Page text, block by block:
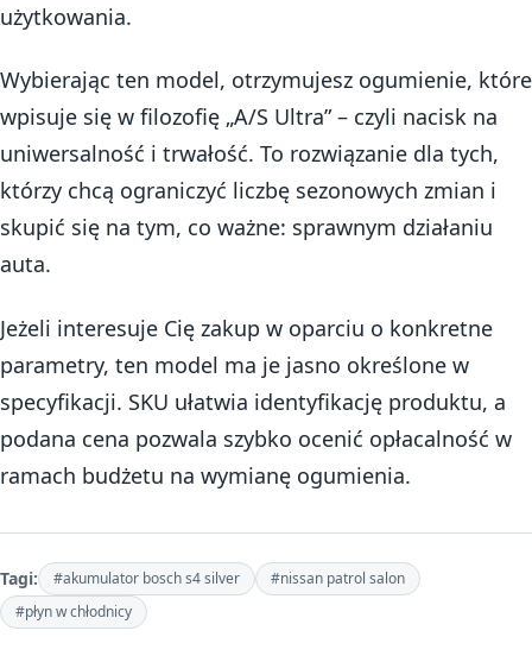
użytkowania.
Wybierając ten model, otrzymujesz ogumienie, które
wpisuje się w filozofię „A/S Ultra” – czyli nacisk na
uniwersalność i trwałość. To rozwiązanie dla tych,
którzy chcą ograniczyć liczbę sezonowych zmian i
skupić się na tym, co ważne: sprawnym działaniu
auta.
Jeżeli interesuje Cię zakup w oparciu o konkretne
parametry, ten model ma je jasno określone w
specyfikacji. SKU ułatwia identyfikację produktu, a
podana cena pozwala szybko ocenić opłacalność w
ramach budżetu na wymianę ogumienia.
Tagi: #akumulator bosch s4 silver
#nissan patrol salon
#płyn w chłodnicy